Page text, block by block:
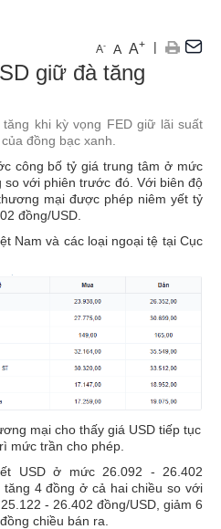
A- A A+ |
giữ đà tăng
khi kỳ vọng FED giữ lãi suất
đồng bạc xanh.
công bố tỷ giá trung tâm ở mức
so với phiên trước đó. Với biên độ
mại được phép niêm yết tỷ
đồng/USD.
Nam và các loại ngoại tệ tại Cục
mại cho thấy giá USD tiếp tục
mức trần cho phép.
USD ở mức 26.092 - 26.402
4 đồng ở cả hai chiều so với
- 26.402 đồng/USD, giảm 6
chiều bán ra.